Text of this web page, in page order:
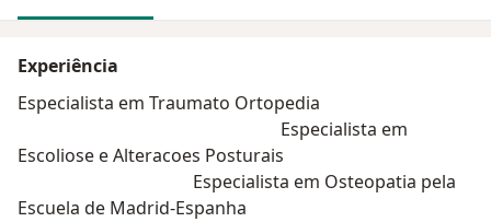
Experiência
Especialista em Traumato Ortopedia
Especialista em
Escoliose e Alteracoes Posturais
Especialista em Osteopatia pela
Escuela de Madrid-Espanha